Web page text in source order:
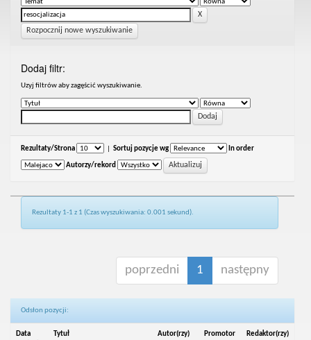
Rozpocznij nowe wyszukiwanie
Dodaj filtr:
Uzyj filtrów aby zagęścić wyszukiwanie.
Rezultaty/Strona Sortuj pozycje wg In order
Autorzy/rekord
Rezultaty 1-1 z 1 (Czas wyszukiwania: 0.001 sekund).
poprzedni 1 następny
Odsłon pozycji:
Data
Tytuł Autor(rzy) Promotor Redaktor(rzy)